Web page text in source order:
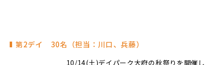
第2デイ 30名（担当：川口、兵藤）
10/14(土)デイパーク大府の秋祭りを開催し